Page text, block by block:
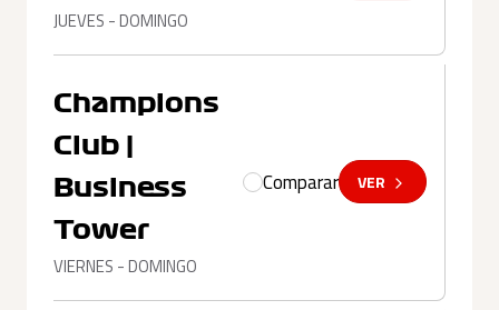
JUEVES - DOMINGO
Champions
Club |
Business
Tower
VIERNES - DOMINGO
Comparar VER